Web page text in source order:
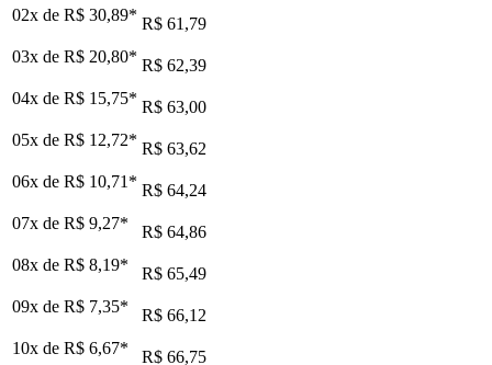
02x de R$ 30,89* R$ 61,79
03x de R$ 20,80* R$ 62,39
04x de R$ 15,75* R$ 63,00
05x de R$ 12,72* R$ 63,62
06x de R$ 10,71 * R$ 64,24
07x de R$ 9,27*
R$ 64,86
08x de R$ 8,19*
R$ 65,49
09x de R$ 7,35*
R$ 66,12
10x de R$ 6,67*
R$ 66,75